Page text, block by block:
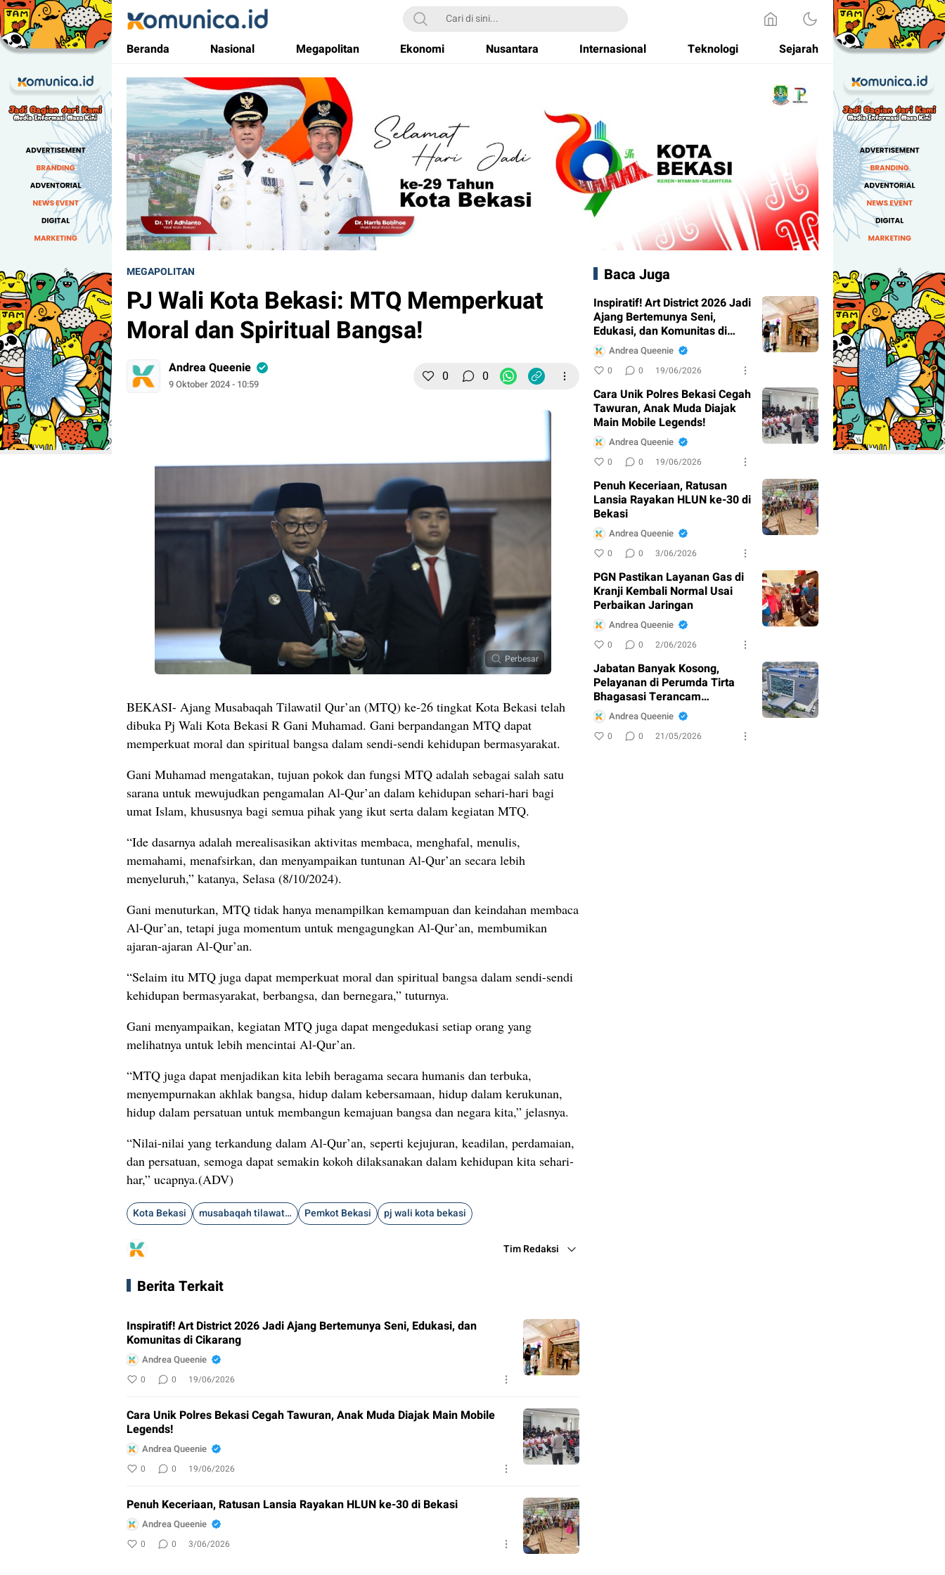
Komunica
Media Informasi Masa Kini
Beranda Nasional Megapolitan Ekonomi Nusantara Internasional Teknologi Sejarah
MEGAPOLITAN
PJ Wali Kota Bekasi: MTQ Memperkuat
Moral dan Spiritual Bangsa!
Andrea Queenie
9 Oktober 2024 - 10:59 0 0
Perbesar
BEKASI- Ajang Musabaqah Tilawatil Qur’an (MTQ) ke-26 tingkat Kota Bekasi telah
dibuka Pj Wali Kota Bekasi R Gani Muhamad. Gani berpandangan MTQ dapat
memperkuat moral dan spiritual bangsa dalam sendi-sendi kehidupan bermasyarakat.
Gani Muhamad mengatakan, tujuan pokok dan fungsi MTQ adalah sebagai salah satu
sarana untuk mewujudkan pengamalan Al-Qur’an dalam kehidupan sehari-hari bagi
umat Islam, khususnya bagi semua pihak yang ikut serta dalam kegiatan MTQ.
“Ide dasarnya adalah merealisasikan aktivitas membaca, menghafal, menulis,
memahami, menafsirkan, dan menyampaikan tuntunan Al-Qur’an secara lebih
menyeluruh,” katanya, Selasa (8/10/2024).
Gani menuturkan, MTQ tidak hanya menampilkan kemampuan dan keindahan membaca
Al-Qur’an, tetapi juga momentum untuk mengagungkan Al-Qur’an, membumikan
ajaran-ajaran Al-Qur’an.
“Selaim itu MTQ juga dapat memperkuat moral dan spiritual bangsa dalam sendi-sendi
kehidupan bermasyarakat, berbangsa, dan bernegara,” tuturnya.
Gani menyampaikan, kegiatan MTQ juga dapat mengedukasi setiap orang yang
melihatnya untuk lebih mencintai Al-Qur’an.
“MTQ juga dapat menjadikan kita lebih beragama secara humanis dan terbuka,
menyempurnakan akhlak bangsa, hidup dalam kebersamaan, hidup dalam kerukunan,
hidup dalam persatuan untuk membangun kemajuan bangsa dan negara kita,” jelasnya.
“Nilai-nilai yang terkandung dalam Al-Qur’an, seperti kejujuran, keadilan, perdamaian,
dan persatuan, semoga dapat semakin kokoh dilaksanakan dalam kehidupan kita sehari-
har,” ucapnya.(ADV)
Kota Bekasi musabaqah tilawatil quran Pemkot Bekasi pj wali kota bekasi
Tim Redaksi
Berita Terkait
Inspiratif! Art District 2026 Jadi Ajang Bertemunya Seni, Edukasi, dan
Komunitas di Cikarang
Andrea Queenie
0 0 19/06/2026
Cara Unik Polres Bekasi Cegah Tawuran, Anak Muda Diajak Main Mobile
Legends!
Andrea Queenie
0 0 19/06/2026
Penuh Keceriaan, Ratusan Lansia Rayakan HLUN ke-30 di Bekasi
Andrea Queenie
0 0 3/06/2026
Baca Juga
Inspiratif! Art District 2026 Jadi
Ajang Bertemunya Seni,
Edukasi, dan Komunitas di
Cikarang
Andrea Queenie
0 0 19/06/2026
Cara Unik Polres Bekasi Cegah
Tawuran, Anak Muda Diajak
Main Mobile Legends!
Andrea Queenie
0 0 19/06/2026
Penuh Keceriaan, Ratusan
Lansia Rayakan HLUN ke-30 di
Bekasi
Andrea Queenie
0 0 3/06/2026
PGN Pastikan Layanan Gas di
Kranji Kembali Normal Usai
Perbaikan Jaringan
Andrea Queenie
0 0 2/06/2026
Jabatan Banyak Kosong,
Pelayanan di Perumda Tirta
Bhagasasi Terancam
Amburadul?
Andrea Queenie
0 0 21/05/2026